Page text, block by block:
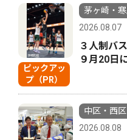
ピックアッ
プ（PR）
茅ヶ崎・寒
2026.08.07
３人制バ
９月20日
中区・西
2026.08.08